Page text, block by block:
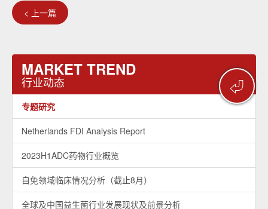
⏎
< 上一篇
MARKET TREND
行业动态
专题研究
Netherlands FDI Analysis Report
2023H1ADC药物行业概览
自免领域临床情况分析（截止8月）
全球及中国益生菌行业发展现状及前景分析